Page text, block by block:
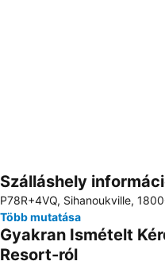
Nagy méretű térkép
Szálláshely
P78R+4VQ, Sihanoukville,
Több mutatása
Gyakran Ismételt
Resort-ról